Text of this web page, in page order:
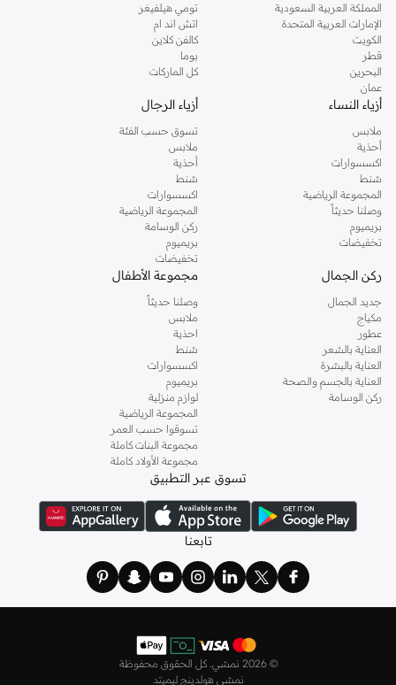
المملكة العربية السعودية
الإمارات العربية المتحدة
الكويت
قطر
البحرين
عمان
تومي هيلفيغر
اتش اند ام
كالفن كلاين
بوما
كل الماركات
أزياء النساء
ملابس
أحذية
اكسسوارات
شنط
المجموعة الرياضية
وصلنا حديثاً
بريميوم
تخفيضات
أزياء الرجال
تسوق حسب الفئة
ملابس
أحذية
شنط
اكسسوارات
المجموعة الرياضية
ركن الوسامة
بريميوم
تخفيضات
ركن الجمال
جديد الجمال
مكياج
عطور
العناية بالشعر
العناية بالبشرة
العناية بالجسم والصحة
ركن الوسامة
مجموعة الأطفال
وصلنا حديثاً
ملابس
احذية
شنط
اكسسوارات
بريميوم
لوازم منزلية
المجموعة الرياضية
تسوقوا حسب العمر
مجموعة البنات كاملة
مجموعة الأولاد كاملة
تسوق عبر التطبيق
تابعنا
© 2026 نمشي. كل الحقوق محفوظة
نمشي هولدينج ليميتد